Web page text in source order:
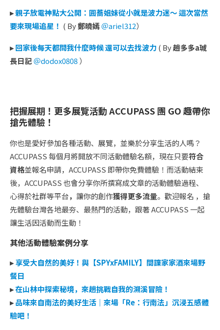
▸親子放電神點大公開：圓蕎姐妹從小就是波力迷～ 這次當然
要來現場追星！ ( By鄭曉嫣＠ariel312）
▸回家後每天都問我什麼時候 還可以去找波力 ( By趙多多a珹
長日記＠dodox0808）
把握展期！更多展覽活動 ACCUPASS 團 GO 趣帶你
搶先體驗！
你也是愛好參加各種活動、展覽，並樂於分享生活的人嗎？
ACCUPASS 每個月將開放不同活動體驗名額，現在只要符合
資格並報名申請，ACCUPASS 即帶你免費體驗！而活動結束
後，ACCUPASS 也會分享你所撰寫成文章的活動體驗過程、
心得於社群等平台， 讓你的創作獲得更多流量。歡迎報名 ，搶
先體驗台灣各地最夯、最熱門的活動，跟著 ACCUPASS 一起
讓生活因活動而生動！
其他活動體驗案例分享
▸享受大自然的美好！與【SPYxFAMILY】間諜家家酒來場野
餐日
▸在山林中探索秘境，來趟挑戰自我的溯溪冒險！
▸品味來自南法的美好生活｜來場「Re：行南法」沉浸五感體
驗吧！